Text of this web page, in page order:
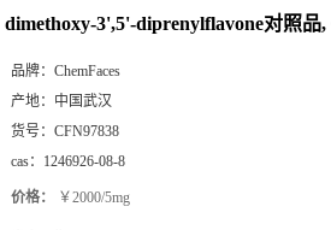
dimethoxy-3',5'-diprenylflavone对照品,
品牌： ChemFaces
产地： 中国武汉
货号： CFN97838
cas： 1246926-08-8
价格： ￥2000/5mg